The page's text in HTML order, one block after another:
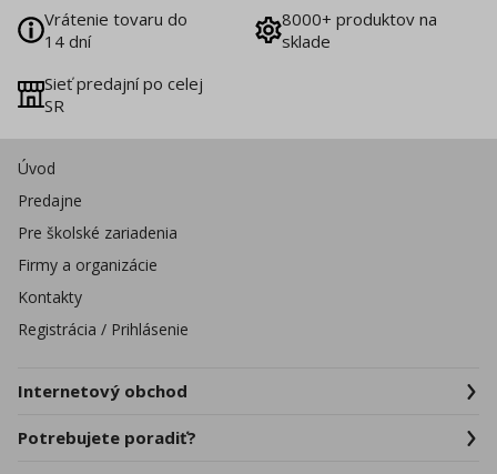
Vrátenie tovaru do
14 dní
8000+ produktov na
sklade
Sieť predajní po celej
SR
Úvod
Predajne
Pre školské zariadenia
Firmy a organizácie
Kontakty
Registrácia / Prihlásenie
Internetový obchod
Potrebujete poradiť?